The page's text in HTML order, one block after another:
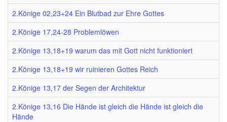
2.Könige 02,23+24 Ein Blutbad zur Ehre Gottes
2.Könige 17,24-28 Problemlöwen
2.Könige 13,18+19 warum das mit Gott nicht funktioniert
2.Könige 13,18+19 wir ruinieren Gottes Reich
2.Könige 13,17 der Segen der Architektur
2.Könige 13,16 Die Hände ist gleich die Hände ist gleich die
Hände